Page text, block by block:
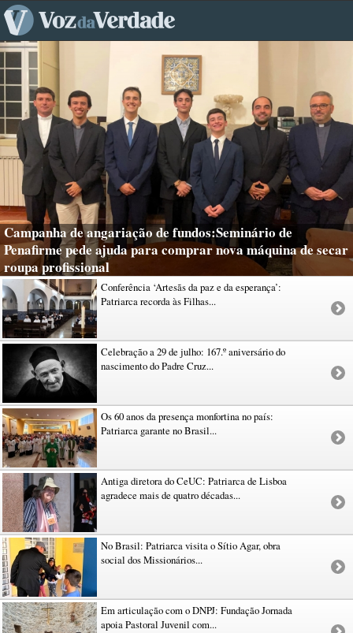
Campanha de angariação de fundos:Seminário de
Penafirme pede ajuda para comprar nova máquina de secar
roupa profissional
Conferência ‘Artesãs da paz e da esperança’:
Patriarca recorda às Filhas...
Celebração a 29 de julho: 167.º aniversário do
nascimento do Padre Cruz...
Os 60 anos da presença monfortina no país:
Patriarca garante no Brasil...
Antiga diretora do CeUC: Patriarca de Lisboa
agradece mais de quatro décadas...
No Brasil: Patriarca visita o Sítio Agar, obra
social dos Missionários...
Em articulação com o DNPJ: Fundação Jornada
apoia Pastoral Juvenil com...